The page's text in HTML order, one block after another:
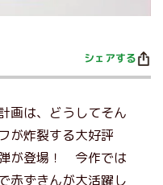
シェアする
画は、どうしてそん
が炸裂する大好評
が登場！ 今作では
赤ずきんが大活躍し